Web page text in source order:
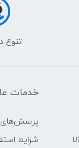
تنوع
خدمات
پرسش‌های
شرایط